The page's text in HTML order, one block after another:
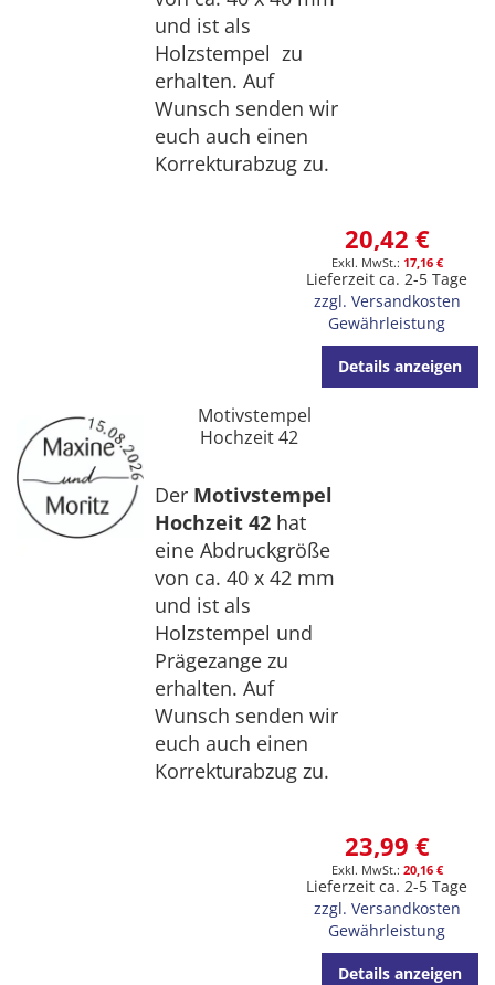
und ist als
Holzstempel zu
erhalten. Auf
Wunsch senden wir
euch auch einen
Korrekturabzug zu.
20,42 €
17,16 €
Lieferzeit ca. 2-5 Tage
zzgl. Versandkosten
Gewährleistung
Details anzeigen
Motivstempel
Hochzeit 42
Der Motivstempel
Hochzeit 42 hat
eine Abdruckgröße
von ca. 40 x 42 mm
und ist als
Holzstempel und
Prägezange zu
erhalten. Auf
Wunsch senden wir
euch auch einen
Korrekturabzug zu.
23,99 €
20,16 €
Lieferzeit ca. 2-5 Tage
zzgl. Versandkosten
Gewährleistung
Details anzeigen